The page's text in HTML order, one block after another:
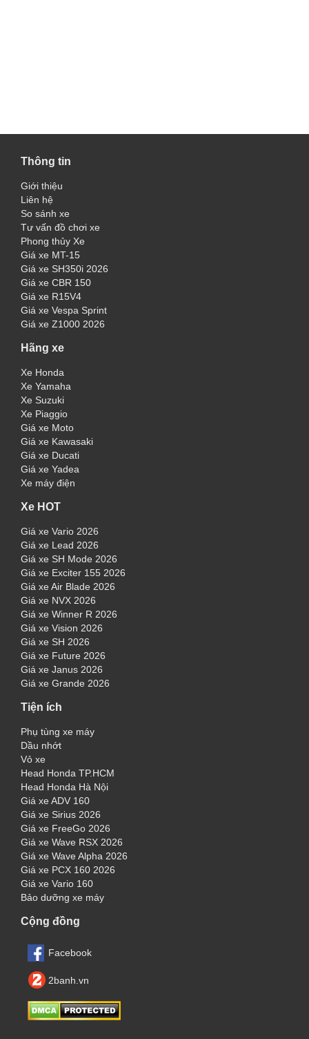
Thông tin
Giới thiệu
Liên hệ
So sánh xe
Tư vấn đồ chơi xe
Phong thủy Xe
Giá xe MT-15
Giá xe SH350i 2026
Giá xe CBR 150
Giá xe R15V4
Giá xe Vespa Sprint
Giá xe Z1000 2026
Hãng xe
Xe Honda
Xe Yamaha
Xe Suzuki
Xe Piaggio
Giá xe Moto
Giá xe Kawasaki
Giá xe Ducati
Giá xe Yadea
Xe máy điện
Xe HOT
Giá xe Vario 2026
Giá xe Lead 2026
Giá xe SH Mode 2026
Giá xe Exciter 155 2026
Giá xe Air Blade 2026
Giá xe NVX 2026
Giá xe Winner R 2026
Giá xe Vision 2026
Giá xe SH 2026
Giá xe Future 2026
Giá xe Janus 2026
Giá xe Grande 2026
Tiện ích
Phụ tùng xe máy
Dầu nhớt
Vỏ xe
Head Honda TP.HCM
Head Honda Hà Nội
Giá xe ADV 160
Giá xe Sirius 2026
Giá xe FreeGo 2026
Giá xe Wave RSX 2026
Giá xe Wave Alpha 2026
Giá xe PCX 160 2026
Giá xe Vario 160
Bảo dưỡng xe máy
Cộng đồng
Facebook
2banh.vn